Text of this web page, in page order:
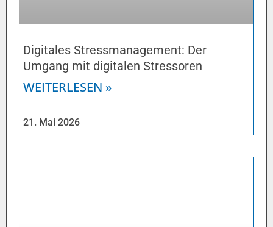
Digitales Stressmanagement: Der
Umgang mit digitalen Stressoren
WEITERLESEN »
21. Mai 2026